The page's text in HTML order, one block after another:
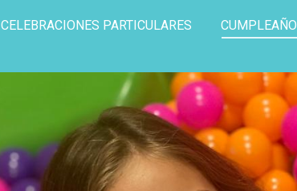
CELEBRACIONES PARTICULARES